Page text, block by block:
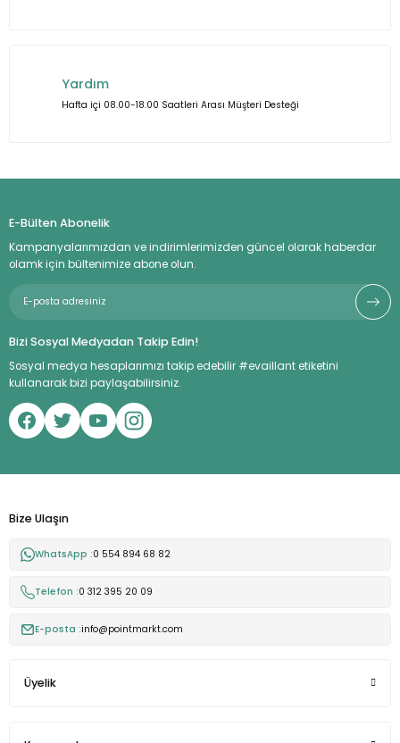
Yardım
Hafta içi 08.00-18.00 Saatleri Arası Müşteri Desteği
E-Bülten Abonelik
Kampanyalarımızdan ve indirimlerimizden güncel olarak haberdar
olamk için bültenimize abone olun.
Bizi Sosyal Medyadan Takip Edin!
Sosyal medya hesaplarımızı takip edebilir #evaillant etiketini
kullanarak bizi paylaşabilirsiniz.
Üyelik
Bize Ulaşın
WhatsApp :0 554 894 68 82
Telefon :0 312 395 20 09
E-posta :info@pointmarkt.com